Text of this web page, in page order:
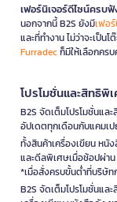
เฟอร์นิเจอร์ดีไซน์ครบ
นอกจากนี้ B2S ยังมีเฟอ
และที่ทำงาน ไม่ว่าจะเป็น
Furradecก็มีให้เลือกคร
โปรโมชั่นและสิทธิพิ
B2S จัดเต็มโปรโมชั่นแล
อัปเดตทุกเดือนกับแคมเ
ทั้งสินค้าเครื่องเขียน หนั
และดีลพิเศษเมื่อช้อปผ่าน
*เมื่อสั่งครบขั้นต่ำที่บริษัท
B2S จัดเต็มโปรโมชั่นแล